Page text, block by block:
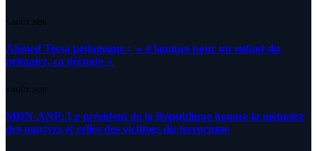
5 AOÛT 2026
Ahmed Tessa pédagogue : » 4 langues pour un enfant du
primaire, ça déroute «
4 AOÛT 2026
MDN-ANP: Le président de la République honore la mémoire
des martyrs et celles des victimes du terrorisme